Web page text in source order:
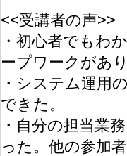
<<受講者の声>>
・初心者でもわ
ープワークがあ
・システム運用
できた。
・自分の担当業
った。他の参加